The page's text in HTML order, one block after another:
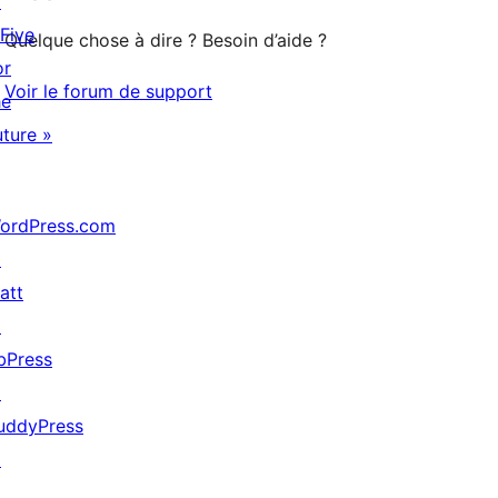
Quelque chose à dire ? Besoin d’aide ?
Voir le forum de support
»